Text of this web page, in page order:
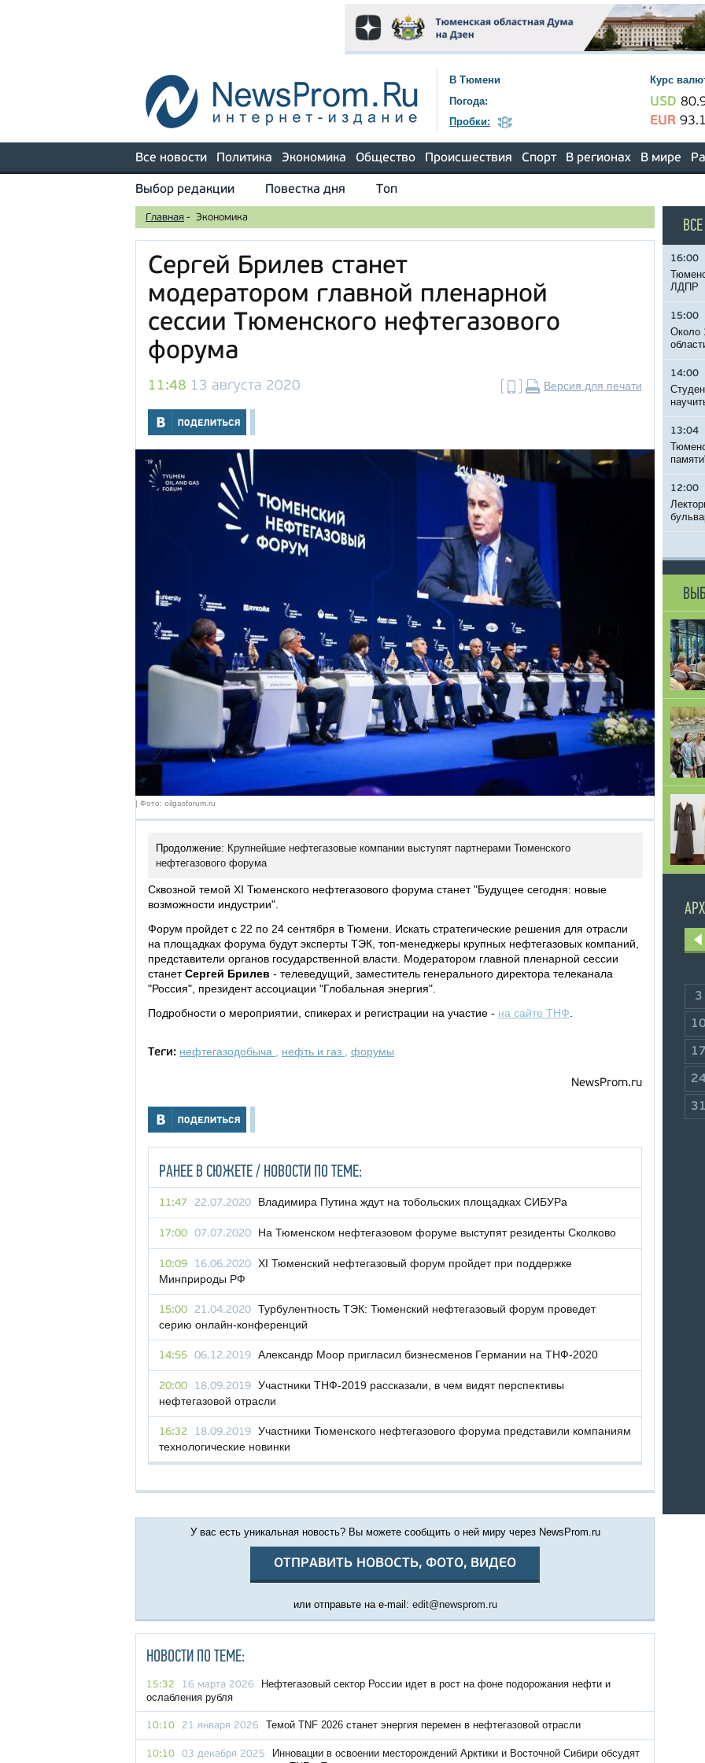
В Тюмени
Погода:
Пробки:
Курс
USD
EUR
Все новости Политика Экономика Общество Происшествия Спорт В регионах В мире
Выбор редакции Повестка дня Топ
Главная - Экономика
Сергей Брилев станет
модератором главной пленарной
сессии Тюменского нефтегазового
форума
11:48 13 августа 2020 Версия для печати
| Фото: oilgasforum.ru
Продолжение: Крупнейшие нефтегазовые компании выступят партнерами Тюменского
нефтегазового форума
Сквозной темой XI Тюменского нефтегазового форума станет "Будущее сегодня: новые
возможности индустрии".
Форум пройдет с 22 по 24 сентября в Тюмени. Искать стратегические решения для отрасли
на площадках форума будут эксперты ТЭК, топ-менеджеры крупных нефтегазовых компаний,
представители органов государственной власти. Модератором главной пленарной сессии
станетСергей Брилев - телеведущий, заместитель генерального директора телеканала
"Россия", президент ассоциации "Глобальная энергия".
Подробности о мероприятии, спикерах и регистрации на участие - на сайте ТНФ
Теги: нефтегазодобыча нефть и газ форумы
NewsProm.ru
РАНЕЕ В СЮЖЕТЕ / НОВОСТИ ПО ТЕМЕ:
11:47 22.07.2020 Владимира Путина ждут на тобольских площадках СИБУРа
17:00 07.07.2020 На Тюменском нефтегазовом форуме выступят резиденты Сколково
10:09 16.06.2020 XI Тюменский нефтегазовый форум пройдет при поддержке
Минприроды РФ
15:00 21.04.2020 Турбулентность ТЭК: Тюменский нефтегазовый форум проведет
серию онлайн-конференций
14:55 06.12.2019 Александр Моор пригласил бизнесменов Германии на ТНФ-2020
20:00 18.09.2019 Участники ТНФ-2019 рассказали, в чем видят перспективы
нефтегазовой отрасли
16:32 18.09.2019 Участники Тюменского нефтегазового форума представили компаниям
технологические новинки
У вас есть уникальная новость? Вы можете сообщить о ней миру через NewsProm.ru
ОТПРАВИТЬ НОВОСТЬ, ФОТО, ВИДЕО
или отправьте на e-mail: edit@newsprom.ru
НОВОСТИ ПО ТЕМЕ:
15:32 16 марта 2026
Нефтегазовый сектор России идет в рост на фоне подорожания нефти и
ослабления рубля
10:10 21 января 2026 Темой TNF 2026 станет энергия перемен в нефтегазовой отрасли
10:10 03 декабря 2025
Инновации в освоении месторождений Арктики и Восточной Сибири обсудят
16:00
ЛДПР
15:00
Около
14:00
13:04
12:00
3
17
31